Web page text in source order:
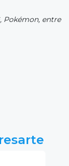
Pokémon, entre